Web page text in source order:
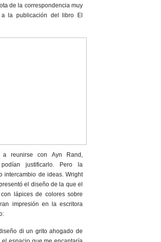
de la correspondencia muy
la publicación del libro El
a reunirse con Ayn Rand,
justificarlo. Pero la
intercambio de ideas. Wright
el diseño de la que el
lápices de colores sobre
impresión en la escritora
di un grito ahogado de